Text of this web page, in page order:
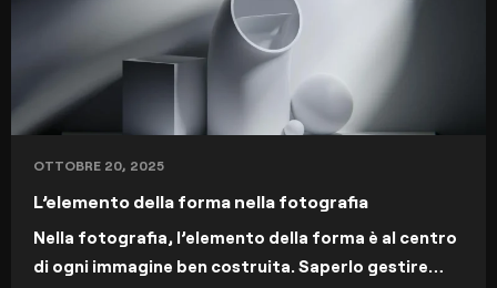
OTTOBRE 20, 2025
L’elemento della forma nella fotografia
Nella fotografia, l’elemento della forma è al centro
di ogni immagine ben costruita. Saperlo gestire